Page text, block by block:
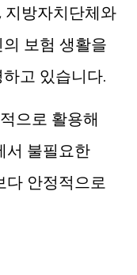
지방자치단체와
보험 생활을
고 있습니다.
으로 활용해
서 불필요한
다 안정적으로